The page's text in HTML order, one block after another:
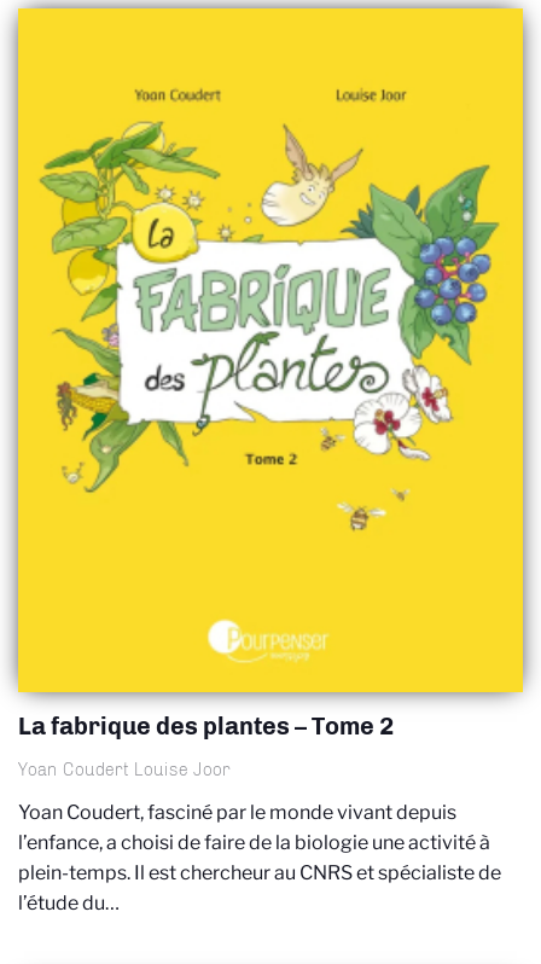
La fabrique des plantes – Tome 2
Yoan Coudert Louise Joor
Yoan Coudert, fasciné par le monde vivant depuis
l’enfance, a choisi de faire de la biologie une activité à
plein-temps. Il est chercheur au CNRS et spécialiste de
l’étude du…